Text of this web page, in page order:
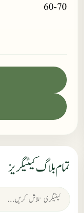
60-70
تمام بلاگ کیٹیگریز